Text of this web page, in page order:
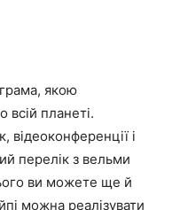
якою
планеті.
відеоконференції і
перелік з вельми
ви можете ще й
можна реалізувати